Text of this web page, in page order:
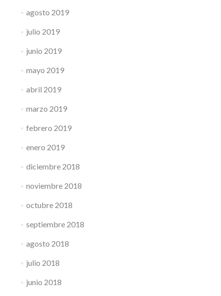
agosto 2019
julio 2019
junio 2019
mayo 2019
abril 2019
marzo 2019
febrero 2019
enero 2019
diciembre 2018
noviembre 2018
octubre 2018
septiembre 2018
agosto 2018
julio 2018
junio 2018